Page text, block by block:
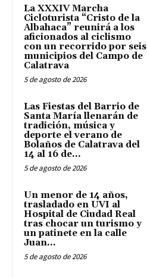
La XXXIV Marcha
Cicloturista “Cristo de la
Albahaca” reunirá a los
aficionados al ciclismo
con un recorrido por seis
municipios del Campo de
Calatrava
5 de agosto de 2026
Las Fiestas del Barrio de
Santa María llenarán de
tradición, música y
deporte el verano de
Bolaños de Calatrava del
14 al 16 de...
5 de agosto de 2026
Un menor de 14 años,
trasladado en UVI al
Hospital de Ciudad Real
tras chocar un turismo y
un patinete en la calle
Juan...
5 de agosto de 2026